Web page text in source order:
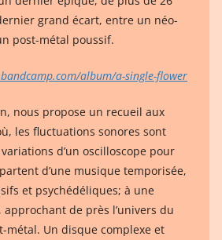
grand écart, entre un néo-
post-métal poussif.
album/a-single-flower
nous propose un recueil aux
les fluctuations sonores sont
d’un oscilloscope pour
d’une musique temporisée,
et psychédéliques; à une
de près l’univers du
métal. Un disque complexe et